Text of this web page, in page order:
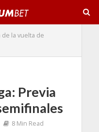
de la vuelta de
Previa
8 Min Read